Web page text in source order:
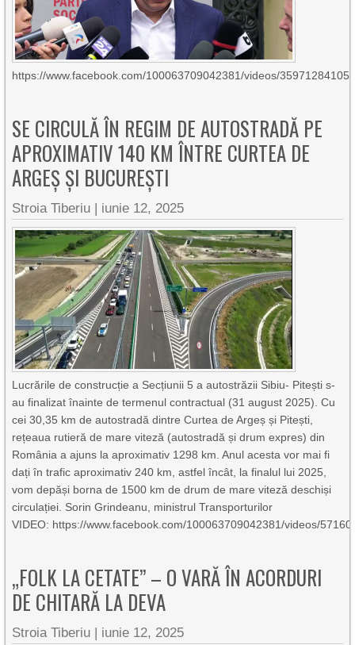
https://www.facebook.com/100063709042381/videos/
SE CIRCULĂ ÎN REGIM DE AUTOSTRADĂ PE
APROXIMATIV 140 KM ÎNTRE CURTEA DE
ARGEȘ ȘI BUCUREȘTI
Stroia Tiberiu | iunie 12, 2025
Lucrările de construcție a Secțiunii 5 a autostrăzii Sibiu- Pitești s-
au finalizat înainte de termenul contractual (31 august 2025). Cu
cei 30,35 km de autostradă dintre Curtea de Argeș și Pitești,
rețeaua rutieră de mare viteză (autostradă și drum expres) din
România a ajuns la aproximativ 1298 km. Anul acesta vor mai fi
dați în trafic aproximativ 240 km, astfel încât, la finalul lui 2025,
vom depăși borna de 1500 km de drum de mare viteză deschiși
circulației. Sorin Grindeanu, ministrul Transporturilor
VIDEO: https://www.facebook.com/100063709042381/videos/
„FOLK LA CETATE” – O VARĂ ÎN ACORDURI
DE CHITARĂ LA DEVA
Stroia Tiberiu | iunie 12, 2025